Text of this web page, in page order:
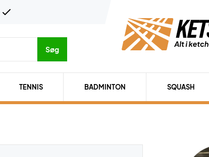
Søg
TENNIS BADMINTON SQUASH